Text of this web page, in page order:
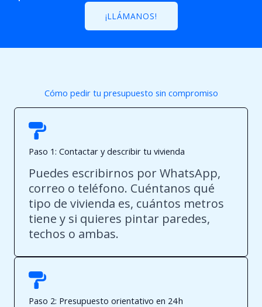
¡LLÁMANOS!
Cómo pedir tu presupuesto sin compromiso
Paso 1: Contactar y describir tu vivienda
Puedes escribirnos por WhatsApp,
correo o teléfono. Cuéntanos qué
tipo de vivienda es, cuántos metros
tiene y si quieres pintar paredes,
techos o ambas.
Paso 2: Presupuesto orientativo en 24 h